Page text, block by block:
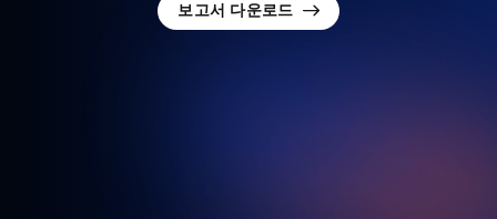
보고서 다운로드